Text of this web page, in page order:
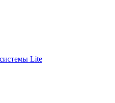
Lite